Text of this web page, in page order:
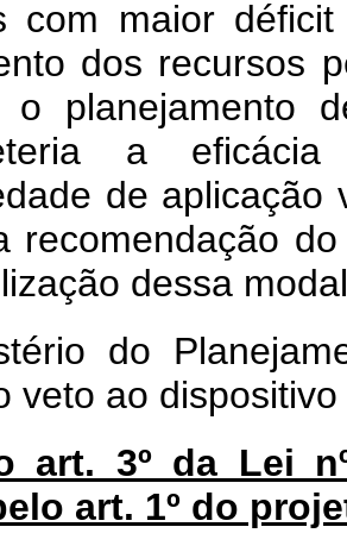
com maior
dos recursos
o planejamento
a
de
recomendação
dessa
do
veto ao
art. 3º da Lei
art. 1º do